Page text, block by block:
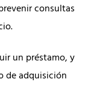
consultas
un préstamo, y
de adquisición